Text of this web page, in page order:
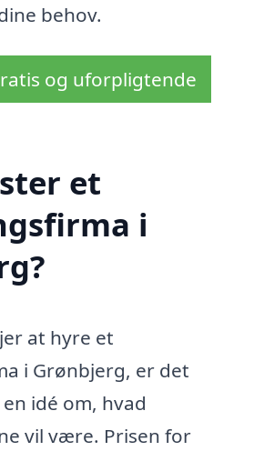
behov.
og uforpligtende
et
i
at hyre et
i Grønbjerg, er det
idé om, hvad
vil være. Prisen for